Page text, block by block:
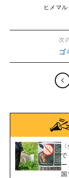
ヒメマ
次
ゴ
で
ー